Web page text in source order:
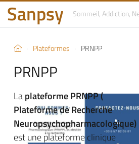
Sanpsy Sommeil, Addiction,
Plateformes PRNPP
PRNPP
Laplateforme PRNPP (
Plateforme de Recherche
Neuropsychopharmacologique)
est une plateforme clinique